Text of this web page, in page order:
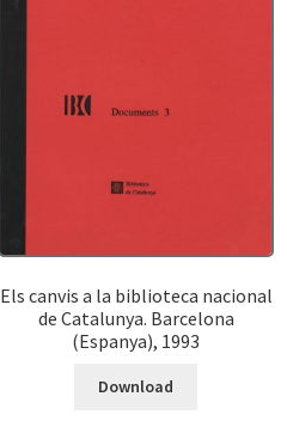
Els canvis a la biblioteca nacional
de Catalunya. Barcelona
(Espanya), 1993
Download